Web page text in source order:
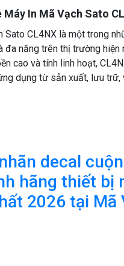
Máy In Mã Vạch Sato
Sato CL4NX là một trong
đa năng trên thị trường hiện
cao và tính linh hoạt,
dụng từ sản xuất, lưu trữ,